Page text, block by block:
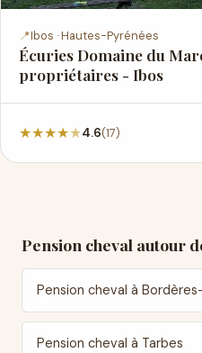
📍Ibos · Hautes-Pyrénées
Écuries Domaine du
propriétaires - Ibos
★★★★★4.6(17)
Pension cheval autour
Pension cheval à
Pension cheval à Tarbes